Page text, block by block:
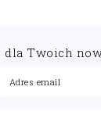
dla Twoich